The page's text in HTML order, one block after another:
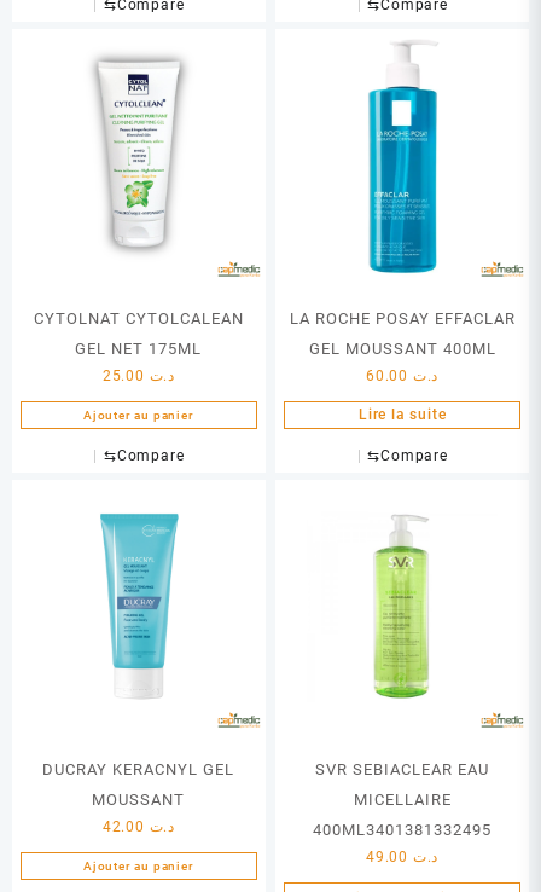
⇆Compare ⇆Compare
CYTOLNAT CYTOLCALEAN
GEL NET 175ML
د.ت
Ajouter au panier
⇆Compare
LA ROCHE POSAY EFFACLAR
GEL MOUSSANT 400ML
د.ت
Lire la suite
⇆Compare
DUCRAY KERACNYL GEL
MOUSSANT
د.ت
Ajouter au panier
SVR SEBIACLEAR EAU
MICELLAIRE
400ML3401381332495
د.ت